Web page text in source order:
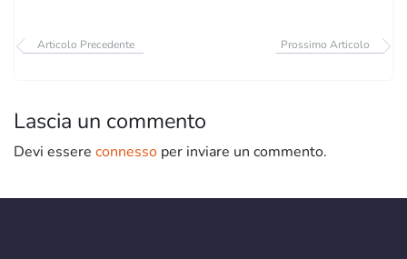
Articolo Precedente Prossimo Articolo
Lascia un commento
Devi essere connesso per inviare un commento.